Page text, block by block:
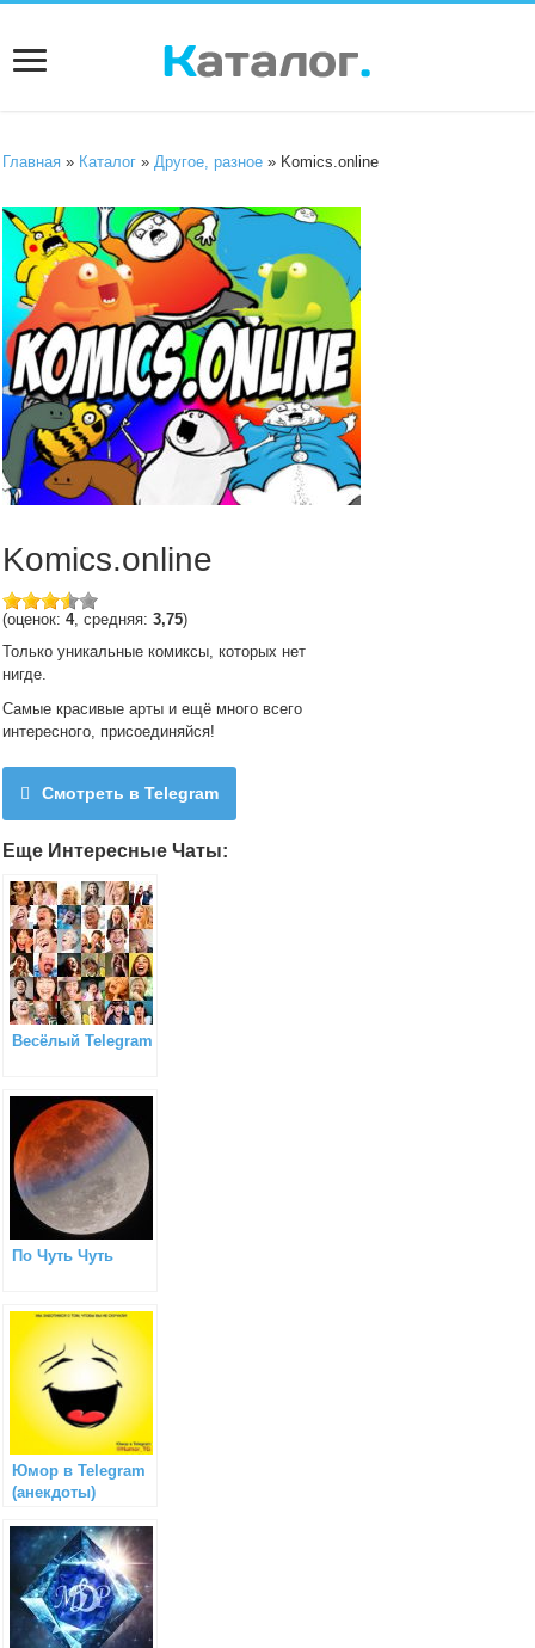
Главная » Каталог » Другое, разное » Komics.online
Komics.online
(оценок:4, средняя:3,75)
Только уникальные комиксы, которых нет
нигде.
Самые красивые арты и ещё много всего
интересного, присоединяйся!
Смотреть в Telegram
Еще Интересные Чаты:
Весёлый Telegram
По Чуть Чуть
Юмор в Telegram
(анекдоты)